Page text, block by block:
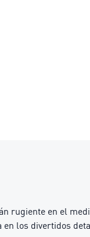
rugiente en el
los divertidos